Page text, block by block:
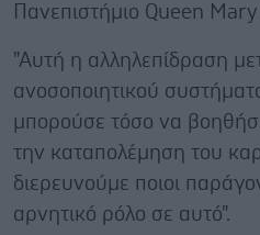
Πανεπιστήμιο Queen
"Αυτή η αλληλεπίδραση
ανοσοποιητικού
μπορούσε τόσο να
την καταπολέμηση του
διερευνούμε ποιοι
αρνητικό ρόλο σε αυτό".